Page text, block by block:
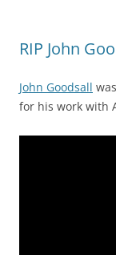
RIP John
John Goodsall
for his work with